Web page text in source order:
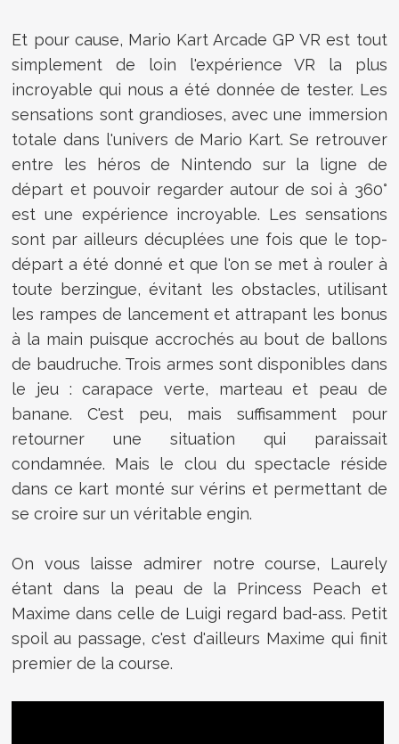
Et pour cause, Mario Kart Arcade GP VR est tout
simplement de loin l'expérience VR la plus
incroyable qui nous a été donnée de tester. Les
sensations sont grandioses, avec une immersion
totale dans l'univers de Mario Kart. Se retrouver
entre les héros de Nintendo sur la ligne de
départ et pouvoir regarder autour de soi à 360°
est une expérience incroyable. Les sensations
sont par ailleurs décuplées une fois que le top-
départ a été donné et que l'on se met à rouler à
toute berzingue, évitant les obstacles, utilisant
les rampes de lancement et attrapant les bonus
à la main puisque accrochés au bout de ballons
de baudruche. Trois armes sont disponibles dans
le jeu : carapace verte, marteau et peau de
banane. C'est peu, mais suffisamment pour
retourner une situation qui paraissait
condamnée. Mais le clou du spectacle réside
dans ce kart monté sur vérins et permettant de
se croire sur un véritable engin.
On vous laisse admirer notre course, Laurely
étant dans la peau de la Princess Peach et
Maxime dans celle de Luigi regard bad-ass. Petit
spoil au passage, c'est d'ailleurs Maxime qui finit
premier de la course.